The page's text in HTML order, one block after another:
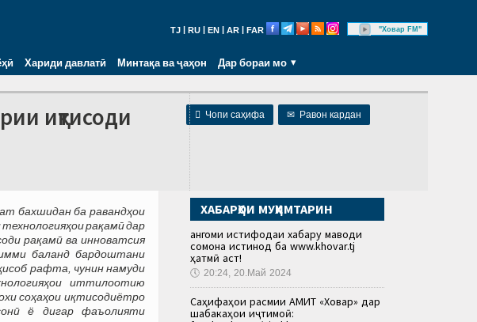
TJ RU EN AR FAR "Ховар FM"
Хариди давлатӣ Минтақа ва ҷаҳон Дар бораи мо
 Чопи саҳифа ✉ Равон кардан
иқтисоди
бахшидан ба равандҳои
рақамӣ дар
рақамӣ ва инноватсия
баланд бардоштани
рафта, чунин намуди
иттилоотию
соҳаҳои иқтисодиётро
ё дигар фаъолияти
ХАБАРҲОИ МУҲИМТАРИН
Ҳангоми истифодаи хабару маводи
сомона истинод ба www.khovar.tj
ҳатмӣ аст!
🕔 20:24, 20.Май 2024
Саҳифаҳои расмии АМИТ «Ховар» дар
шабакаҳои иҷтимоӣ: